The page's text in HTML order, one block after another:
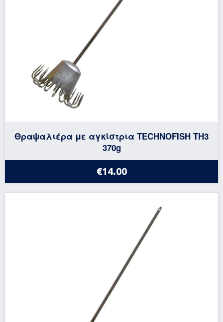
Θραψαλιέρα με αγκίστρια TECHNOFISH TH3
370g
€14.00